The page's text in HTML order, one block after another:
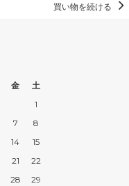
買い物を続ける
金
土
1
7
8
14
15
21
22
28
29